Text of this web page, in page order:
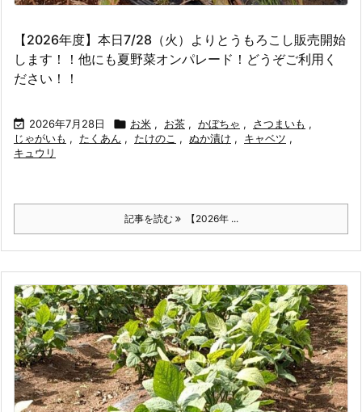
【2026年度】本日7/28（火）よりとうもろこし販売開始
します！！他にも夏野菜オンパレード！どうぞご利用く
ださい！！
 2026年7月28日  お米 , お茶 , かぼちゃ , さつまいも ,
じゃがいも , たくあん , たけのこ , ぬか漬け , キャベツ ,
キュウリ
記事を読む 【2026年 ...